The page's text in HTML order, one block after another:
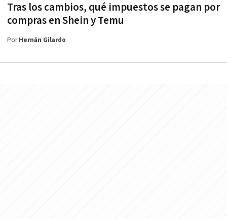
Tras los cambios, qué impuestos se pagan por
compras en Shein y Temu
PorHernán Gilardo